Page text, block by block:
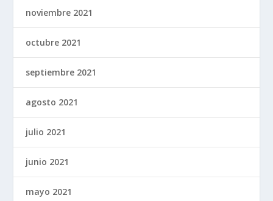
noviembre 2021
octubre 2021
septiembre 2021
agosto 2021
julio 2021
junio 2021
mayo 2021